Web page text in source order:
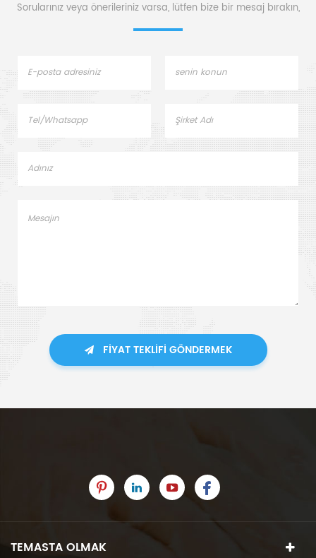
Sorularınız veya önerileriniz varsa, lütfen bize bir mesaj bırakın,
FIYAT TEKLIFI GÖNDERMEK
TEMASTA OLMAK